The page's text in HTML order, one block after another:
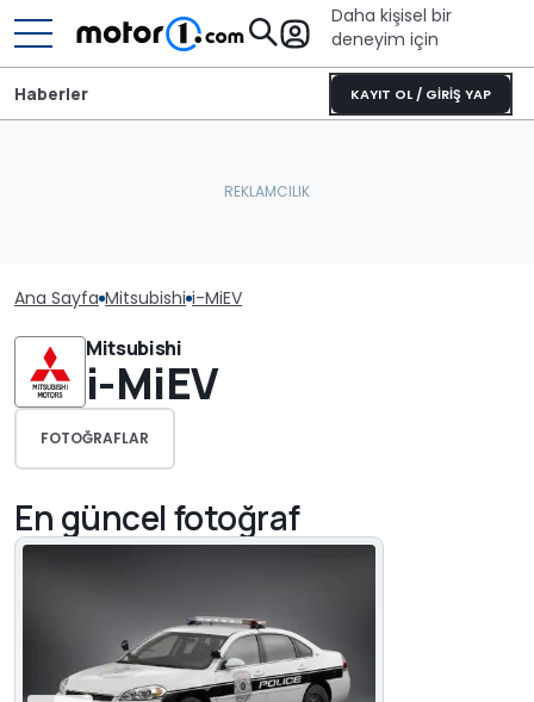
Daha kişisel bir
deneyim için
KAYIT OL / GİRİŞ YAP
Haberler
Ana Sayfa Mitsubishi i-MiEV
Mitsubishi
i-MiEV
FOTOĞRAFLAR
En güncel fotoğraf